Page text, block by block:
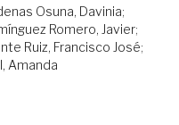
Osuna, Davinia;
Romero, Javier;
Ruiz, Francisco José;
Amanda